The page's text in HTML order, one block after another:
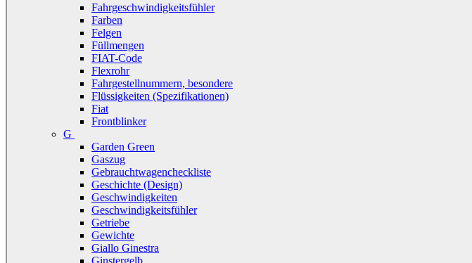
Fahrgeschwindigkeitsfühler
Farben
Felgen
Füllmengen
FIAT-Code
Flexrohr
Fahrgestellnummern, besondere
Flüssigkeiten (Spezifikationen)
Fiat
Frontblinker
G
Garden Green
Gaszug
Gebrauchtwagencheckliste
Geschichte (Design)
Geschwindigkeiten
Geschwindigkeitsfühler
Getriebe
Gewichte
Giallo Ginestra
Ginstergelb